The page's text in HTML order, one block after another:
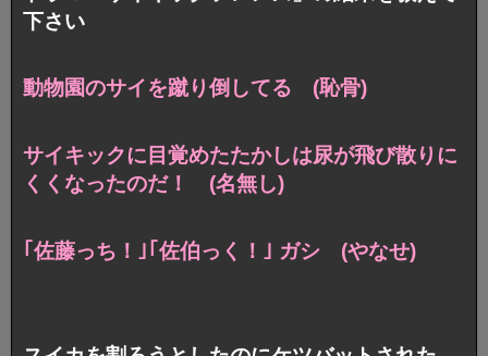
下さい
動物園のサイを蹴り倒してる (恥骨)
サイキックに目覚めたたかしは尿が飛び散りに
くくなったのだ！ (名無し)
｢佐藤っち！｣｢佐伯っく！｣ ガシ (やなせ)